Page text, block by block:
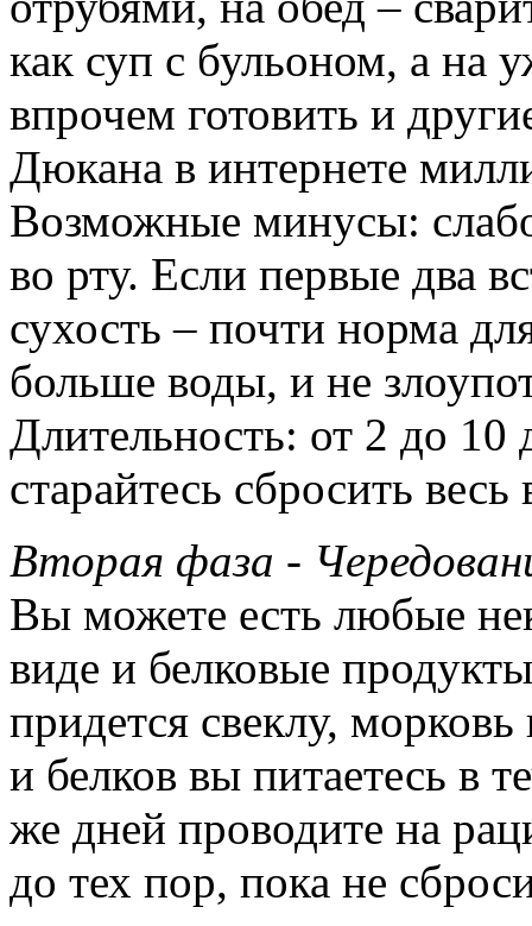
как суп с бульоном, а на
впрочем готовить и
Дюкана в интернете
Возможные минусы:
во рту. Если первые два
сухость – почти норма
больше воды, и не
Длительность: от 2 до
старайтесь сбросить
Вторая фаза -
Вы можете есть любые
виде и белковые
придется свеклу,
и белков вы питаетесь в
же дней проводите на
до тех пор, пока не